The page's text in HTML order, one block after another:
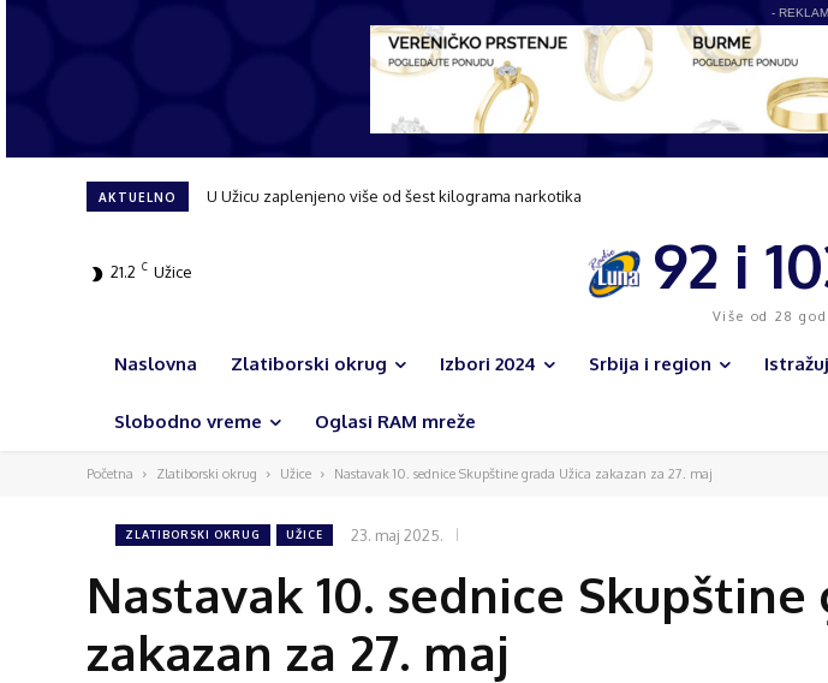
-
AKTUELNO U Užicu zaplenjeno više od šest kilograma narkotika
21.2 C Užice 92 i
Više od 28
Naslovna Zlatiborski okrug Izbori 2024 Srbija i region
Slobodno vreme Oglasi RAM mreže
Početna Zlatiborski okrug Užice Nastavak 10. sednice Skupštine grada Užica zakazan za 27. maj
ZLATIBORSKI OKRUG UŽICE 23. maj 2025.
Nastavak 10. sednice Skupštine
zakazan za 27. maj